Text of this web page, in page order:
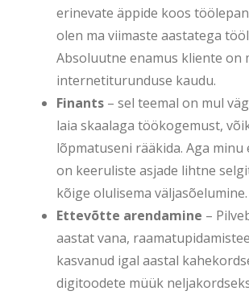
erinevate äppide koos
olen ma viimaste aastatega
Absoluutne enamus kliente on
internetiturunduse kaudu.
Finants – sel teemal on mul
laia skaalaga töökogemust,
lõpmatuseni rääkida. Aga minu
on keeruliste asjade lihtne
kõige olulisema väljasõelumine.
Ettevõtte arendamine –
aastat vana,
kasvanud igal aastal
digitoodete müük